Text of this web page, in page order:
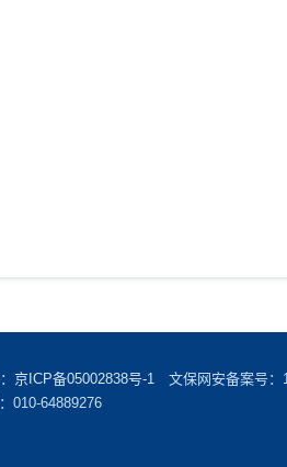
京ICP备05002838号-1 文保网安备案号：
010-64889276